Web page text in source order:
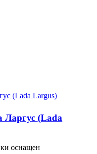
Ларгус (Lada
оснащен